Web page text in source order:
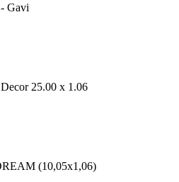
Gavi
25.00 х 1.06
(10,05х1,06)